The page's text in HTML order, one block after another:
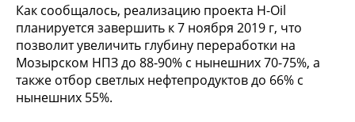
Как сообщалось, реализацию проекта H-Оil
планируется завершить к 7 ноября 2019 г, что
позволит увеличить глубину переработки на
Мозырском НПЗ до 88-90% с нынешних 70-75%, а
также отбор светлых нефтепродуктов до 66% с
нынешних 55%.